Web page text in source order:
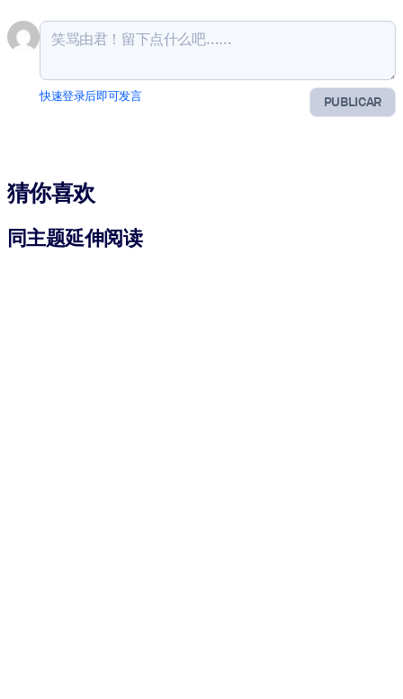
PUBLICAR
快速登录后即可发言
猜你喜欢
同主题延伸阅读